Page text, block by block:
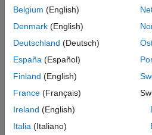
力されます。
[X,residual] = sqrtm( は、残
X^2,1)/norm(A,1)
も返します。
[X,alpha,condx] = sqrtm( は
の Xの行列の平方根の推定条件数
Belgium (English)
Denmark (English)
Deutschland (Deutsch)
España (Español)
Finland (English)
France (Français)
Ireland (English)
Italia (Italiano)